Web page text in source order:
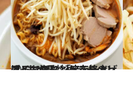
2022.10.30
【インスタントラーメン アレンジ】 「辛ラーメン」もやしどっさりのっけ “もやし炒め”を格上げするコツも
グルメ